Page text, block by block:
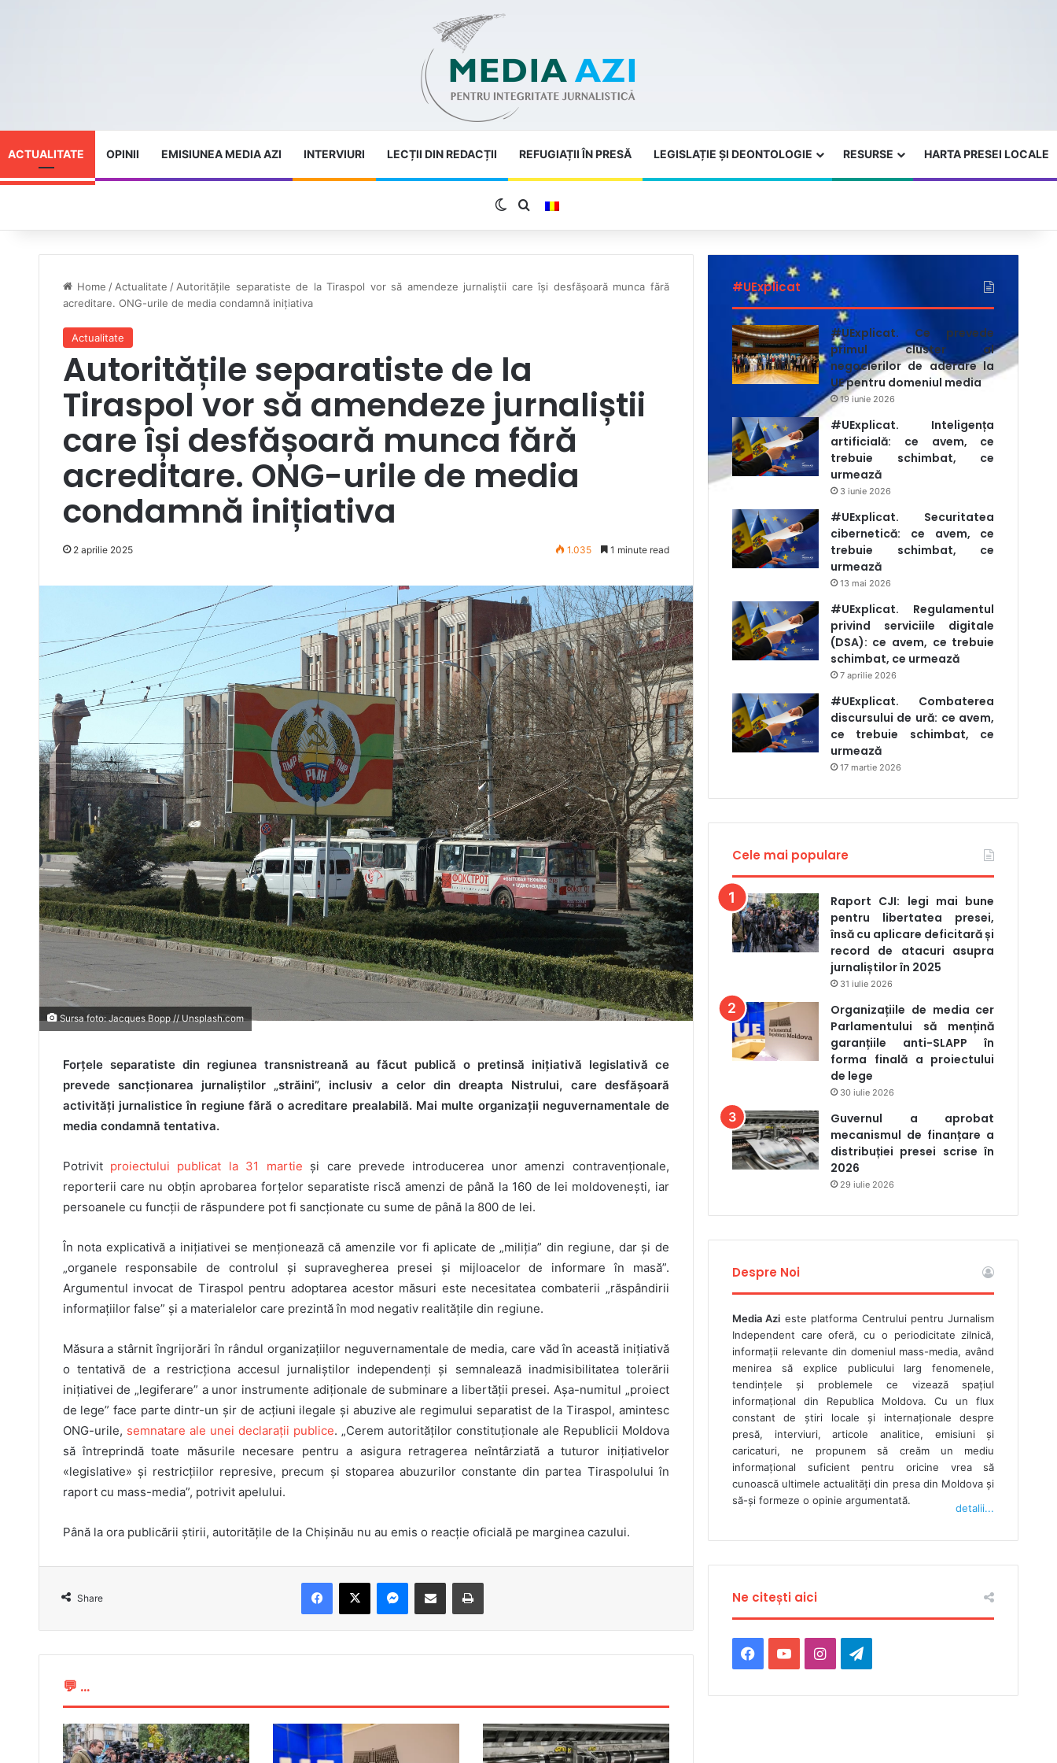
ACTUALITATE OPINII EMISIUNEA MEDIA AZI INTERVIURI LECȚII DIN REDACȚII REFUGIAȚII ÎN PRESĂ LEGISLAȚIE ȘI DEONTOLOGIE RESURSE HARTA PRESEI LOCALE
Switch skin
Search for
Home / Actualitate / Autoritățile separatiste de la Tiraspol vor să amendeze jurnaliștii care își desfășoară munca fără
acreditare. ONG-urile de media condamnă inițiativa
Actualitate
Autoritățile separatiste de la
Tiraspol vor să amendeze jurnaliștii
care își desfășoară munca fără
acreditare. ONG-urile de media
condamnă inițiativa
2 aprilie 2025 1.035 1 minute read
Sursa foto: Jacques Bopp // Unsplash.com
Forțele separatiste din regiunea transnistreană au făcut publică o pretinsă inițiativă legislativă ce
prevede sancționarea jurnaliștilor „străini”, inclusiv a celor din dreapta Nistrului, care desfășoară
activități jurnalistice în regiune fără o acreditare prealabilă. Mai multe organizații neguvernamentale de
media condamnă tentativa.
Potrivit proiectului publicat la 31 martie și care prevede introducerea unor amenzi contravenționale,
reporterii care nu obțin aprobarea forțelor separatiste riscă amenzi de până la 160 de lei moldovenești, iar
persoanele cu funcții de răspundere pot fi sancționate cu sume de până la 800 de lei.
În nota explicativă a inițiativei se menționează că amenzile vor fi aplicate de „miliția” din regiune, dar și de
„organele responsabile de controlul și supravegherea presei și mijloacelor de informare în masă”.
Argumentul invocat de Tiraspol pentru adoptarea acestor măsuri este necesitatea combaterii „răspândirii
informațiilor false” și a materialelor care prezintă în mod negativ realitățile din regiune.
Măsura a stârnit îngrijorări în rândul organizațiilor neguvernamentale de media, care văd în această inițiativă
o tentativă de a restricționa accesul jurnaliștilor independenți și semnalează inadmisibilitatea tolerării
inițiativei de „legiferare” a unor instrumente adiționale de subminare a libertății presei. Așa-numitul „proiect
de lege” face parte dintr-un șir de acțiuni ilegale și abuzive ale regimului separatist de la Tiraspol, amintesc
ONG-urile, semnatare ale unei declarații publice. „Cerem autorităților constituționale ale Republicii Moldova
să întreprindă toate măsurile necesare pentru a asigura retragerea neîntârziată a tuturor inițiativelor
«legislative» și restricțiilor represive, precum și stoparea abuzurilor constante din partea Tiraspolului în
raport cu mass-media”, potrivit apelului.
Până la ora publicării știrii, autoritățile de la Chișinău nu au emis o reacție oficială pe marginea cazului.
Share
X
💬 ...
#UExplicat
#UExplicat. Ce prevede
primul cluster al
negocierilor de aderare la
UE pentru domeniul media
19 iunie 2026
#UExplicat. Inteligența
artificială: ce avem, ce
trebuie schimbat, ce
urmează
3 iunie 2026
#UExplicat. Securitatea
cibernetică: ce avem, ce
trebuie schimbat, ce
urmează
13 mai 2026
#UExplicat. Regulamentul
privind serviciile digitale
(DSA): ce avem, ce trebuie
schimbat, ce urmează
7 aprilie 2026
#UExplicat. Combaterea
discursului de ură: ce avem,
ce trebuie schimbat, ce
urmează
17 martie 2026
Cele mai populare
Raport CJI: legi mai bune
pentru libertatea presei,
însă cu aplicare deficitară și
record de atacuri asupra
jurnaliștilor în 2025
31 iulie 2026
Organizațiile de media cer
Parlamentului să mențină
garanțiile anti-SLAPP în
forma finală a proiectului
de lege
30 iulie 2026
Guvernul a aprobat
mecanismul de finanțare a
distribuției presei scrise în
2026
29 iulie 2026
Despre Noi
Media Azi este platforma Centrului pentru Jurnalism
Independent care oferă, cu o periodicitate zilnică,
informații relevante din domeniul mass-media, având
menirea să explice publicului larg fenomenele,
tendințele și problemele ce vizează spațiul
informațional din Republica Moldova. Cu un flux
constant de ştiri locale şi internaţionale despre
presă, interviuri, articole analitice, emisiuni și
caricaturi, ne propunem să creăm un mediu
informaţional suficient pentru oricine vrea să
cunoască ultimele actualităţi din presa din Moldova şi
să-şi formeze o opinie argumentată.
detalii...
Ne citești aici
F
Y
I
T